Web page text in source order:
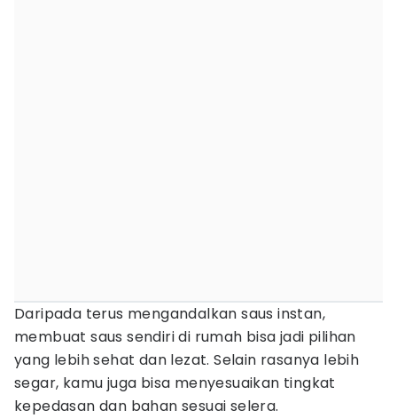
Daripada terus mengandalkan saus instan,
membuat saus sendiri di rumah bisa jadi pilihan
yang lebih sehat dan lezat. Selain rasanya lebih
segar, kamu juga bisa menyesuaikan tingkat
kepedasan dan bahan sesuai selera.